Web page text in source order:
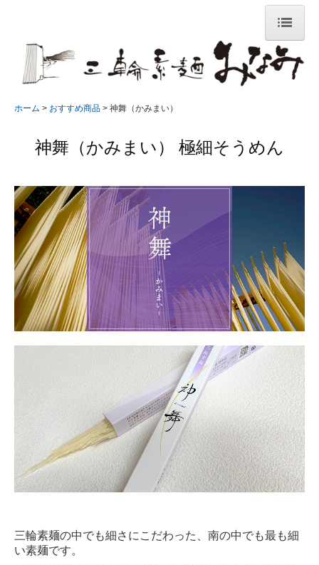
ホーム
麺づくりのこだわり
おすすめ商品
贈答用・ご家庭用を選ぶ
美味しい豆知識
お料理レシピ
冷たいそうめん
冷たいそば
温かいそば
店舗紹介
飲食店様・法人様への販売
ホーム おすすめ商品 神舞（かみまい）
神舞（かみまい） 極細そうめん
三輪素麺の中でも細さにこだわった、南の中でも最も細
い素麺です。